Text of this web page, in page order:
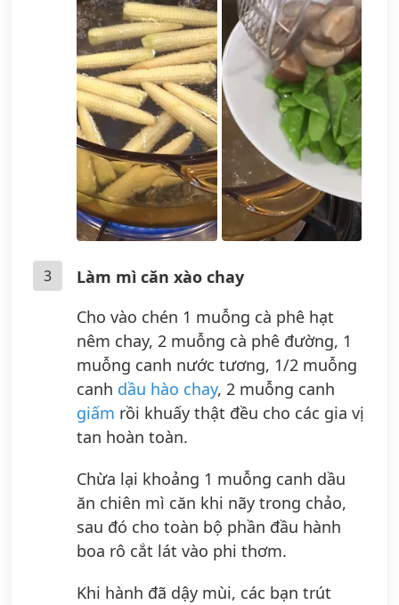
3
Làm mì căn xào chay
Cho vào chén 1 muỗng cà phê hạt
nêm chay, 2 muỗng cà phê đường, 1
muỗng canh nước tương, 1/2 muỗng
canh dầu hào chay, 2 muỗng canh
giấm rồi khuấy thật đều cho các gia vị
tan hoàn toàn.
Chừa lại khoảng 1 muỗng canh dầu
ăn chiên mì căn khi nãy trong chảo,
sau đó cho toàn bộ phần đầu hành
boa rô cắt lát vào phi thơm.
Khi hành đã dậy mùi, các bạn trút